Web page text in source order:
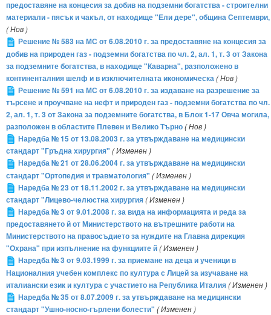
предоставяне на концесия за добив на подземни богатства - строителни
материали - пясък и чакъл, от находище "Ели дере", община Септември,
( Нов )
Решение № 583 на МС от 6.08.2010 г. за предоставяне на концесия за
добив на природен газ - подземни богатства по чл. 2, ал. 1, т. 3 от Закона
за подземните богатства, в находище "Каварна", разположено в
континенталния шелф и в изключителната икономическа( Нов )
Решение № 591 на МС от 6.08.2010 г. за издаване на разрешение за
търсене и проучване на нефт и природен газ - подземни богатства по чл.
2, ал. 1, т. 3 от Закона за подземните богатства, в Блок 1-17 Овча могила,
разположен в областите Плевен и Велико Търно( Нов )
Наредба № 15 от 13.08.2003 г. за утвърждаване на медицински
стандарт "Гръдна хирургия" ( Изменен )
Наредба № 21 от 28.06.2004 г. за утвърждаване на медицински
стандарт "Ортопедия и травматология" ( Изменен )
Наредба № 23 от 18.11.2002 г. за утвърждаване на медицински
стандарт "Лицево-челюстна хирургия( Изменен )
Наредба № 3 от 9.01.2008 г. за вида на информацията и реда за
предоставянето й от Министерството на вътрешните работи на
Министерството на правосъдието за нуждите на Главна дирекция
"Охрана" при изпълнение на функциите й( Изменен )
Наредба № 3 от 9.03.1999 г. за приемане на деца и ученици в
Националния учебен комплекс по култура с Лицей за изучаване на
италиански език и култура с участието на Република Италия( Изменен )
Наредба № 35 от 8.07.2009 г. за утвърждаване на медицински
стандарт "Ушно-носно-гърлени болести" ( Изменен )